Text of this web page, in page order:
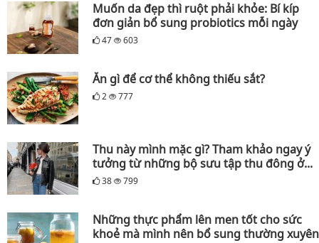
Muốn da đẹp thì ruột phải khỏe: Bí kíp
đơn giản bổ sung probiotics mỗi ngày
47 603
Ăn gì để cơ thể không thiếu sắt?
2 777
Thu này mình mặc gì? Tham khảo ngay ý
tưởng từ những bộ sưu tập thu đông ở...
38 799
Những thực phẩm lên men tốt cho sức
khoẻ mà mình nên bổ sung thường xuyên